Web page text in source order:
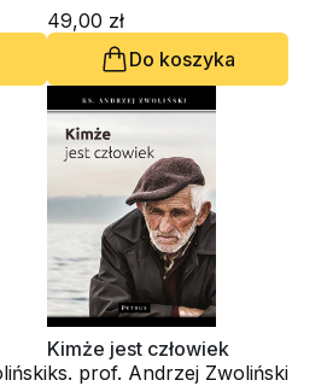
49,00 zł
Do koszyka
Kimże jest człowiek
ks. prof. Andrzej Zwoliński